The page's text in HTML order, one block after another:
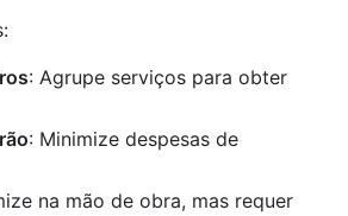
: Agrupe serviços para obter
: Minimize despesas de
na mão de obra, mas requer